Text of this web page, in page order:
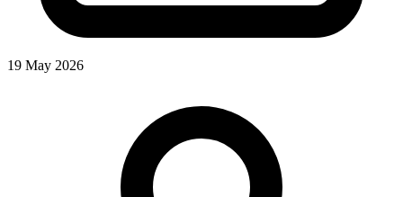
19 May 2026